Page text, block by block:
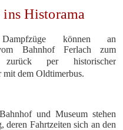
Historama
können an
Bahn­hof Ferlach zum
per historischer
dem Oldtimerbus.
und Museum stehen
deren Fahrtzeiten sich an den